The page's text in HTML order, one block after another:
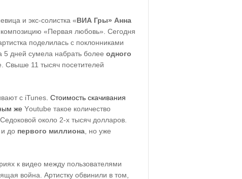
и экс-солистка «ВИА Гры» Анна
«Первая любовь». Сегодня
поделилась с поклонниками
5 дней сумела набрать более одного
Свыше 11 тысяч посетителей
с iTunes . Стоимость скачивания
же Youtube такое количество
около 2-х тысяч долларов.
до первого миллиона , но уже
к видео между пользователями
война. Артистку обвинили в том,